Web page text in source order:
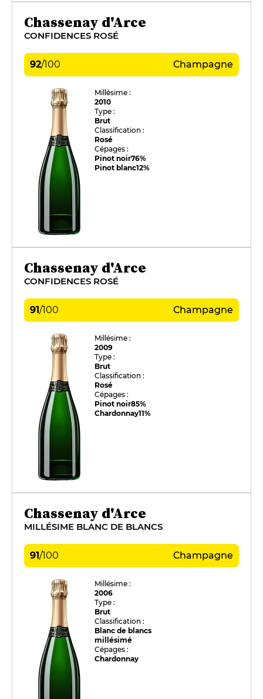
Chassenay d'Arce
CONFIDENCES ROSÉ
92/100 Champagne
Millésime :
2010
Type :
Brut
Classification :
Rosé
Cépages :
Pinot noir76%
Pinot blanc12%
Chassenay d'Arce
CONFIDENCES ROSÉ
91/100 Champagne
Millésime :
2009
Type :
Brut
Classification :
Rosé
Cépages :
Pinot noir85%
Chardonnay11%
Chassenay d'Arce
MILLÉSIME BLANC DE BLANCS
91/100 Champagne
Millésime :
2006
Type :
Brut
Classification :
Blanc de blancs
millésimé
Cépages :
Chardonnay